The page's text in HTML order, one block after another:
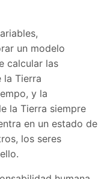
un modelo
calcular las
la Tierra
y la
la Tierra siempre
en un estado de
los seres